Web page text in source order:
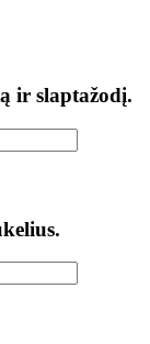
ir slaptažodį.